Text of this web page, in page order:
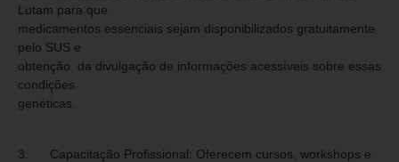
Lutam para que
medicamentos essenciais sejam disponibilizados gratuitamente
pelo SUS e
obtenção da divulgação de informações acessíveis sobre essas
condições
genéticas.
3. Capacitação Profissional: Oferecem cursos, workshops e